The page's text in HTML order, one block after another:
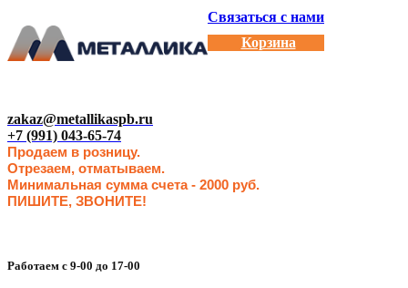
Связаться с нами
Корзина
zakaz@metallikaspb.ru
+7 (991) 043-65-74
Продаем в розницу.
Отрезаем, отматываем.
Минимальная сумма счета - 2000 руб.
ПИШИТЕ, ЗВОНИТЕ!
Работаем с 9-00 до 17-00